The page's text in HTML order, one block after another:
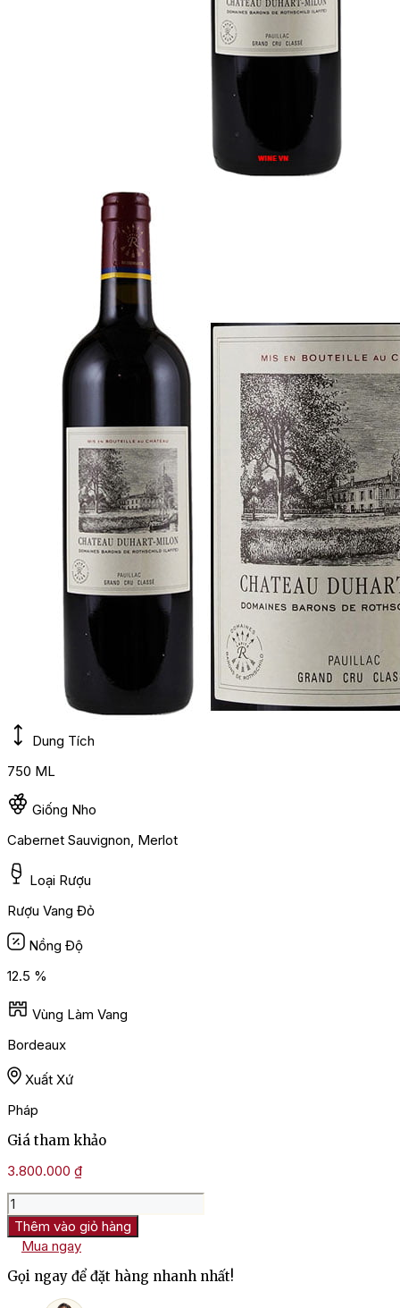
Dung Tích
750 ML
Giống Nho
Cabernet Sauvignon, Merlot
Loại Rượu
Rượu Vang Đỏ
Nồng Độ
12.5 %
Vùng Làm Vang
Bordeaux
Xuất Xứ
Pháp
Giá tham khảo
3.800.000 ₫
Rượu
Vang
Chateau
Pháp
Duhart
Milon
Pauillac
Thêm vào giỏ hàng
Mua ngay
Gọi ngay để đặt hàng nhanh nhất!